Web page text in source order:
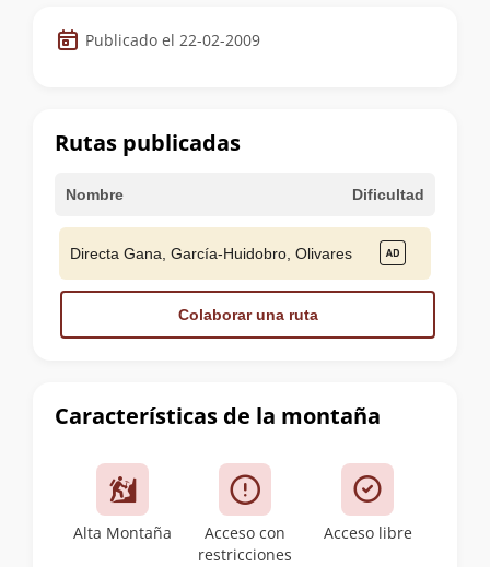
Datos
de
cumbre
Publicado el 22-02-2009
Características de la montaña
Alta Montaña
Acceso con
restricciones
Acceso libre
Rutas publicadas
Nombre Dificultad
Directa Gana, García-Huidobro, Olivares
Colaborar una ruta